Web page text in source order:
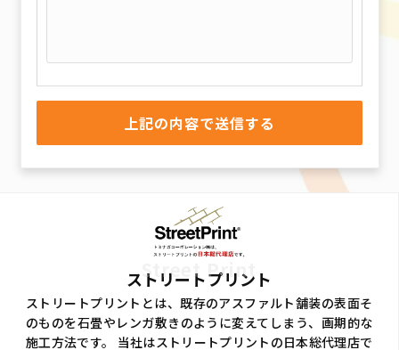
Street Print
ストリートプリント
ストリートプリントとは、既存のアスファルト舗装の表面そ
のものを石畳やレンガ敷きのように変えてしまう、画期的な
施工方法です。 当社はストリートプリントの日本総代理店で